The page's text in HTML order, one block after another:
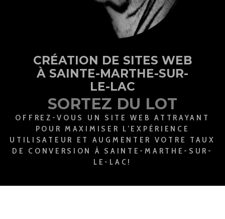
CRÉATION DE SITES WEB
À SAINTE-MARTHE-SUR-
LE-LAC
SORTEZ DU LOT
OFFREZ-VOUS UN SITE WEB ATTRAYANT
POUR MAXIMISER L’EXPÉRIENCE
UTILISATEUR ET AUGMENTER VOTRE TAUX
DE CONVERSION À SAINTE-MARTHE-SUR-
LE-LAC!